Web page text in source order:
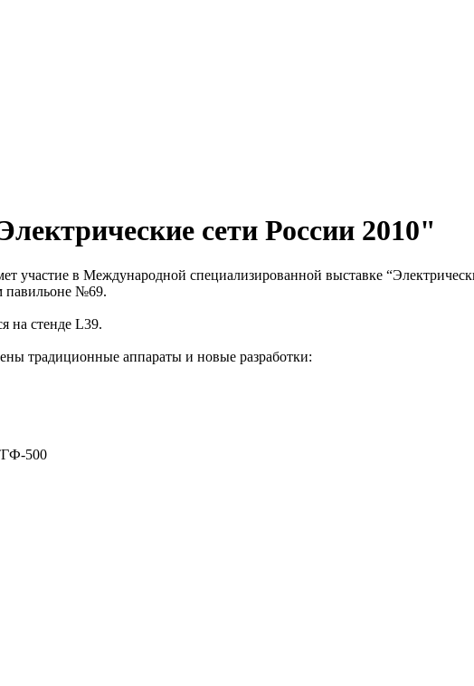
сети России 2010"
в Международной специализированной выставке
павильоне №69.
на стенде L39.
традиционные аппараты и новые разработки:
500